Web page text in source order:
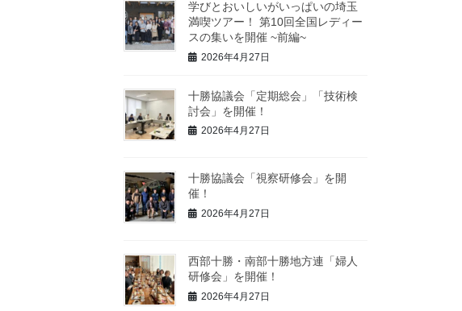
学びとおいしいがいっぱいの埼玉
満喫ツアー！ 第10回全国レディー
スの集いを開催 ~前編~
2026年4月27日
十勝協議会「定期総会」「技術検
討会」を開催！
2026年4月27日
十勝協議会「視察研修会」を開
催！
2026年4月27日
西部十勝・南部十勝地方連「婦人
研修会」を開催！
2026年4月27日